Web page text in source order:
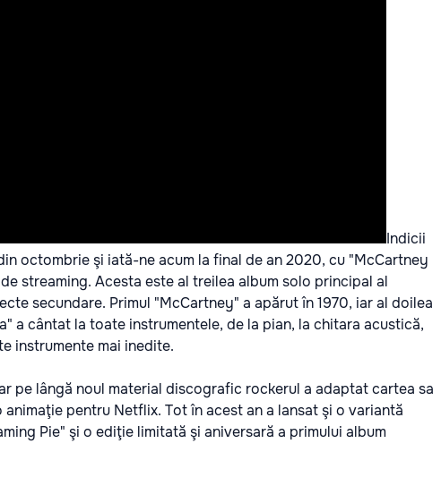
Indicii
octombrie şi iată-ne acum la final de an 2020, cu "McCartney
streaming. Acesta este al treilea album solo principal al
secundare. Primul "McCartney" a apărut în 1970, iar al doilea
a cântat la toate instrumentele, de la pian, la chitara acustică,
instrumente mai inedite.
pe lângă noul material discografic rockerul a adaptat cartea sa
pentru Netflix. Tot în acest an a lansat şi o variantă
Pie" şi o ediţie limitată şi aniversară a primului album